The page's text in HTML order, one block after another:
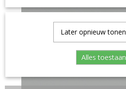
Later opnieuw tonen
Alles toestaan